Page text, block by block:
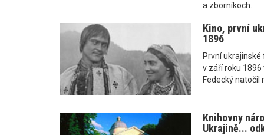
a zborníkoch...
Kino, první
1896
První
v září roku
Fedecký natočil
Knihovny
Ukrajině...